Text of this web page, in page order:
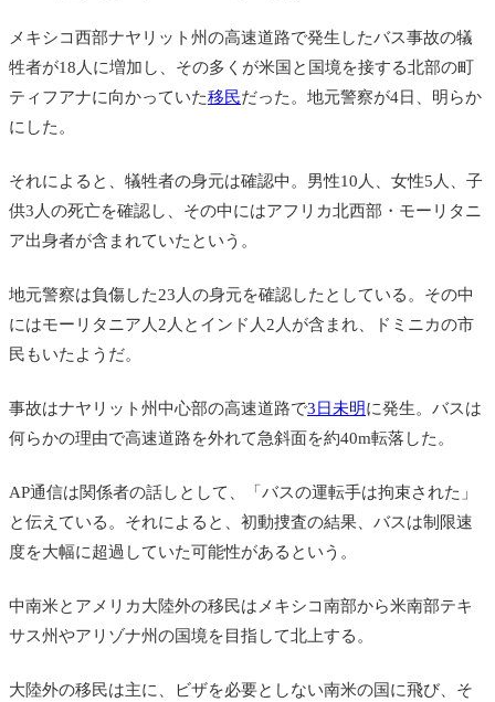
メキシコ西部ナヤリット州の高速道路で発生したバス事故の犠
牲者が18人に増加し、その多くが米国と国境を接する北部の町
ティフアナに向かっていた移民だった。地元警察が4日、明らか
にした。
それによると、犠牲者の身元は確認中。男性10人、女性5人、子
供3人の死亡を確認し、その中にはアフリカ北西部・モーリタニ
ア出身者が含まれていたという。
地元警察は負傷した23人の身元を確認したとしている。その中
にはモーリタニア人2人とインド人2人が含まれ、ドミニカの市
民もいたようだ。
事故はナヤリット州中心部の高速道路で3日未明に発生。バスは
何らかの理由で高速道路を外れて急斜面を約40m転落した。
AP通信は関係者の話しとして、「バスの運転手は拘束された」
と伝えている。それによると、初動捜査の結果、バスは制限速
度を大幅に超過していた可能性があるという。
中南米とアメリカ大陸外の移民はメキシコ南部から米南部テキ
サス州やアリゾナ州の国境を目指して北上する。
大陸外の移民は主に、ビザを必要としない南米の国に飛び、そ